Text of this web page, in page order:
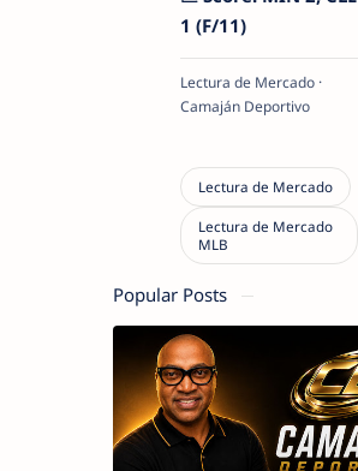
1 (F/11)
Lectura de Mercado ·
Camaján Deportivo
Popular Posts